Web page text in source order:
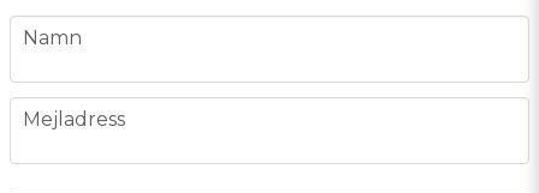
name
Namn
email
Mejladress